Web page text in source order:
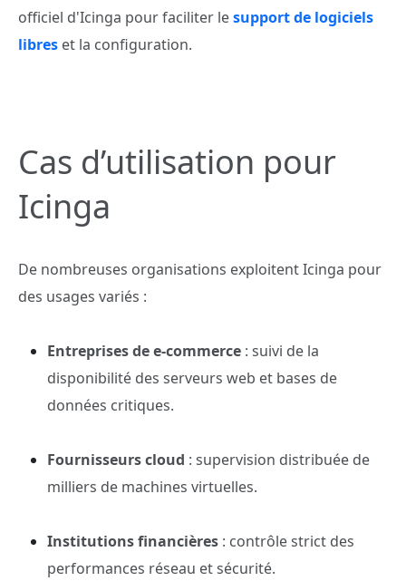
officiel d'Icinga pour faciliter lesupport de logiciels
libres et la configuration.
Cas d’utilisation pour
Icinga
De nombreuses organisations exploitent Icinga pour
des usages variés :
Entreprises de e-commerce : suivi de la
disponibilité des serveurs web et bases de
données critiques.
Fournisseurs cloud : supervision distribuée de
milliers de machines virtuelles.
Institutions financières : contrôle strict des
performances réseau et sécurité.